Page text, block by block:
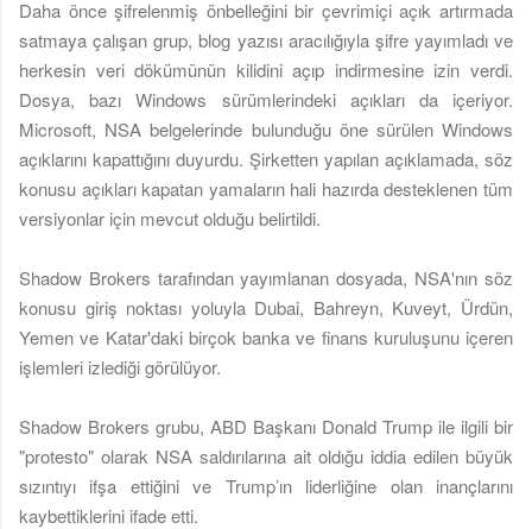
Daha önce şifrelenmiş önbelleğini bir çevrimiçi açık artırmada
satmaya çalışan grup, blog yazısı aracılığıyla şifre yayımladı ve
herkesin veri dökümünün kilidini açıp indirmesine izin verdi.
Dosya, bazı Windows sürümlerindeki açıkları da içeriyor.
Microsoft, NSA belgelerinde bulunduğu öne sürülen Windows
açıklarını kapattığını duyurdu. Şirketten yapılan açıklamada, söz
konusu açıkları kapatan yamaların hali hazırda desteklenen tüm
versiyonlar için mevcut olduğu belirtildi.
Shadow Brokers tarafından yayımlanan dosyada, NSA'nın söz
konusu giriş noktası yoluyla Dubai, Bahreyn, Kuveyt, Ürdün,
Yemen ve Katar'daki birçok banka ve finans kuruluşunu içeren
işlemleri izlediği görülüyor.
Shadow Brokers grubu, ABD Başkanı Donald Trump ile ilgili bir
"protesto" olarak NSA saldırılarına ait oldığu iddia edilen büyük
sızıntıyı ifşa ettiğini ve Trump’ın liderliğine olan inançlarını
kaybettiklerini ifade etti.